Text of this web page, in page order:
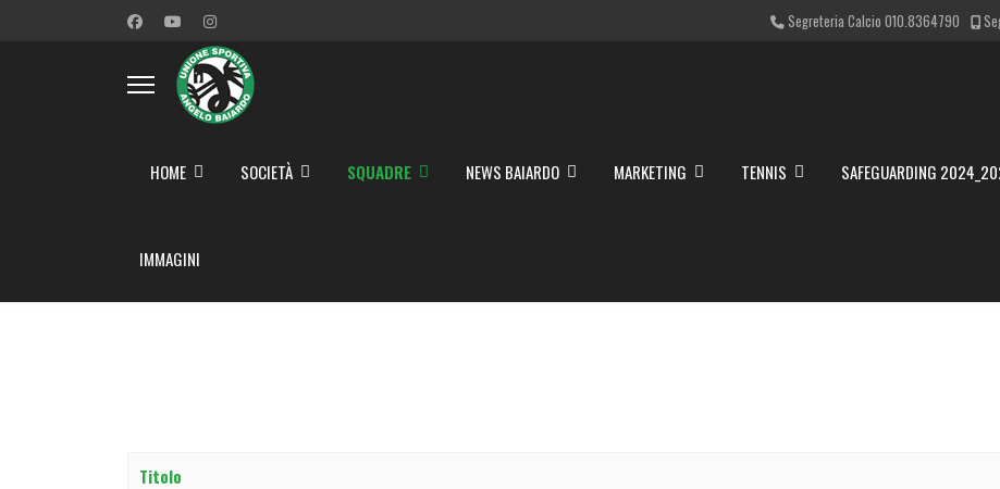
Segreteria Calcio 010.8364790
HOME SOCIETÀ SQUADRE NEWS BAIARDO MARKETING TENNIS SAFEGUARDING
IMMAGINI
Titolo